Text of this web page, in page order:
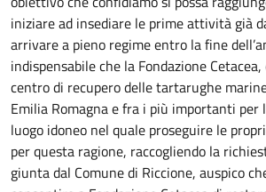
iniziare ad insediare le prime attività già
arrivare a pieno regime entro la fine
indispensabile che la Fondazione
centro di recupero delle tartarughe
Emilia Romagna e fra i più importanti per
luogo idoneo nel quale proseguire le
per questa ragione, raccogliendo la
giunta dal Comune di Riccione, auspico